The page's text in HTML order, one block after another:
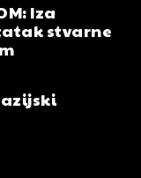
Iza
stvarne
azijski